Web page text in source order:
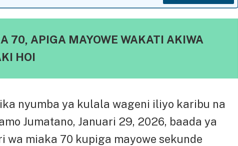
70, APIGA MAYOWE WAKATI AKIWA
HOI
nyumba ya kulala wageni iliyo karibu na
Jumatano, Januari 29, 2026, baada ya
wa miaka 70 kupiga mayowe sekunde